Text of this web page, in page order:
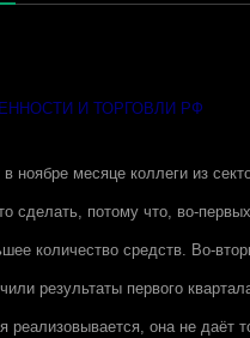
И ТОРГОВЛИ РФ
ноябре месяце коллеги из
сделать, потому что, во-
количество средств. Во-
результаты первого
реализовывается, она не даёт